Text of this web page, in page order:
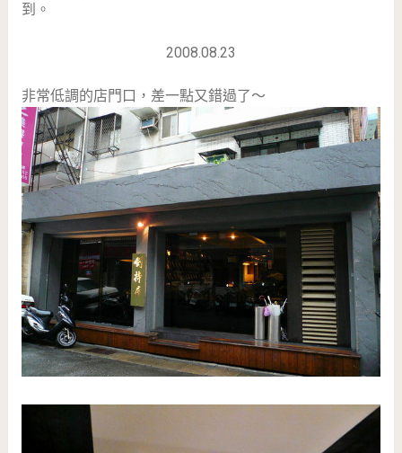
到。
2008.08.23
非常低調的店門口，差一點又錯過了～